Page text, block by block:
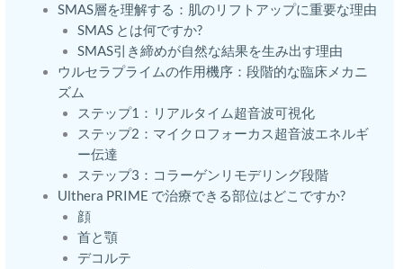
SMAS層を理解する：肌のリフトアップに重要な理由
SMAS とは何ですか?
SMAS引き締めが自然な結果を生み出す理由
ウルセラプライムの作用機序：段階的な臨床メカニ
ズム
ステップ1：リアルタイム超音波可視化
ステップ2：マイクロフォーカス超音波エネルギ
ー伝達
ステップ3：コラーゲンリモデリング段階
Ulthera PRIME で治療できる部位はどこですか?
顔
首と顎
デコルテ